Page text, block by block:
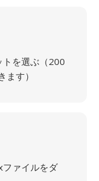
を選ぶ（200
す）
ァイルをダ